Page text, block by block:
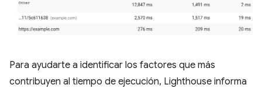
Para ayudarte a identificar los factores que más
contribuyen al tiempo de ejecución, Lighthouse informa